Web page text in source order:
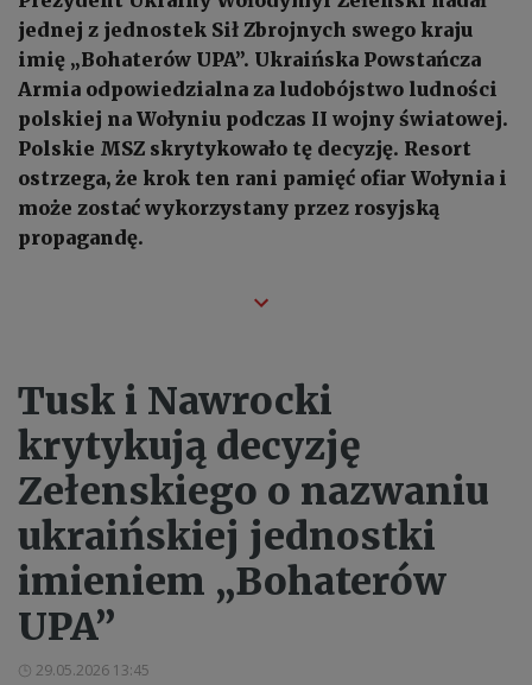
jednej z jednostek Sił Zbrojnych swego kraju
imię „Bohaterów UPA”. Ukraińska Powstańcza
Armia odpowiedzialna za ludobójstwo ludności
polskiej na Wołyniu podczas II wojny światowej.
Polskie MSZ skrytykowało tę decyzję. Resort
ostrzega, że krok ten rani pamięć ofiar Wołynia i
może zostać wykorzystany przez rosyjską
propagandę.
Tusk i Nawrocki
krytykują decyzję
Zełenskiego o nazwaniu
ukraińskiej jednostki
imieniem „Bohaterów
UPA”
29.05.2026 13:45